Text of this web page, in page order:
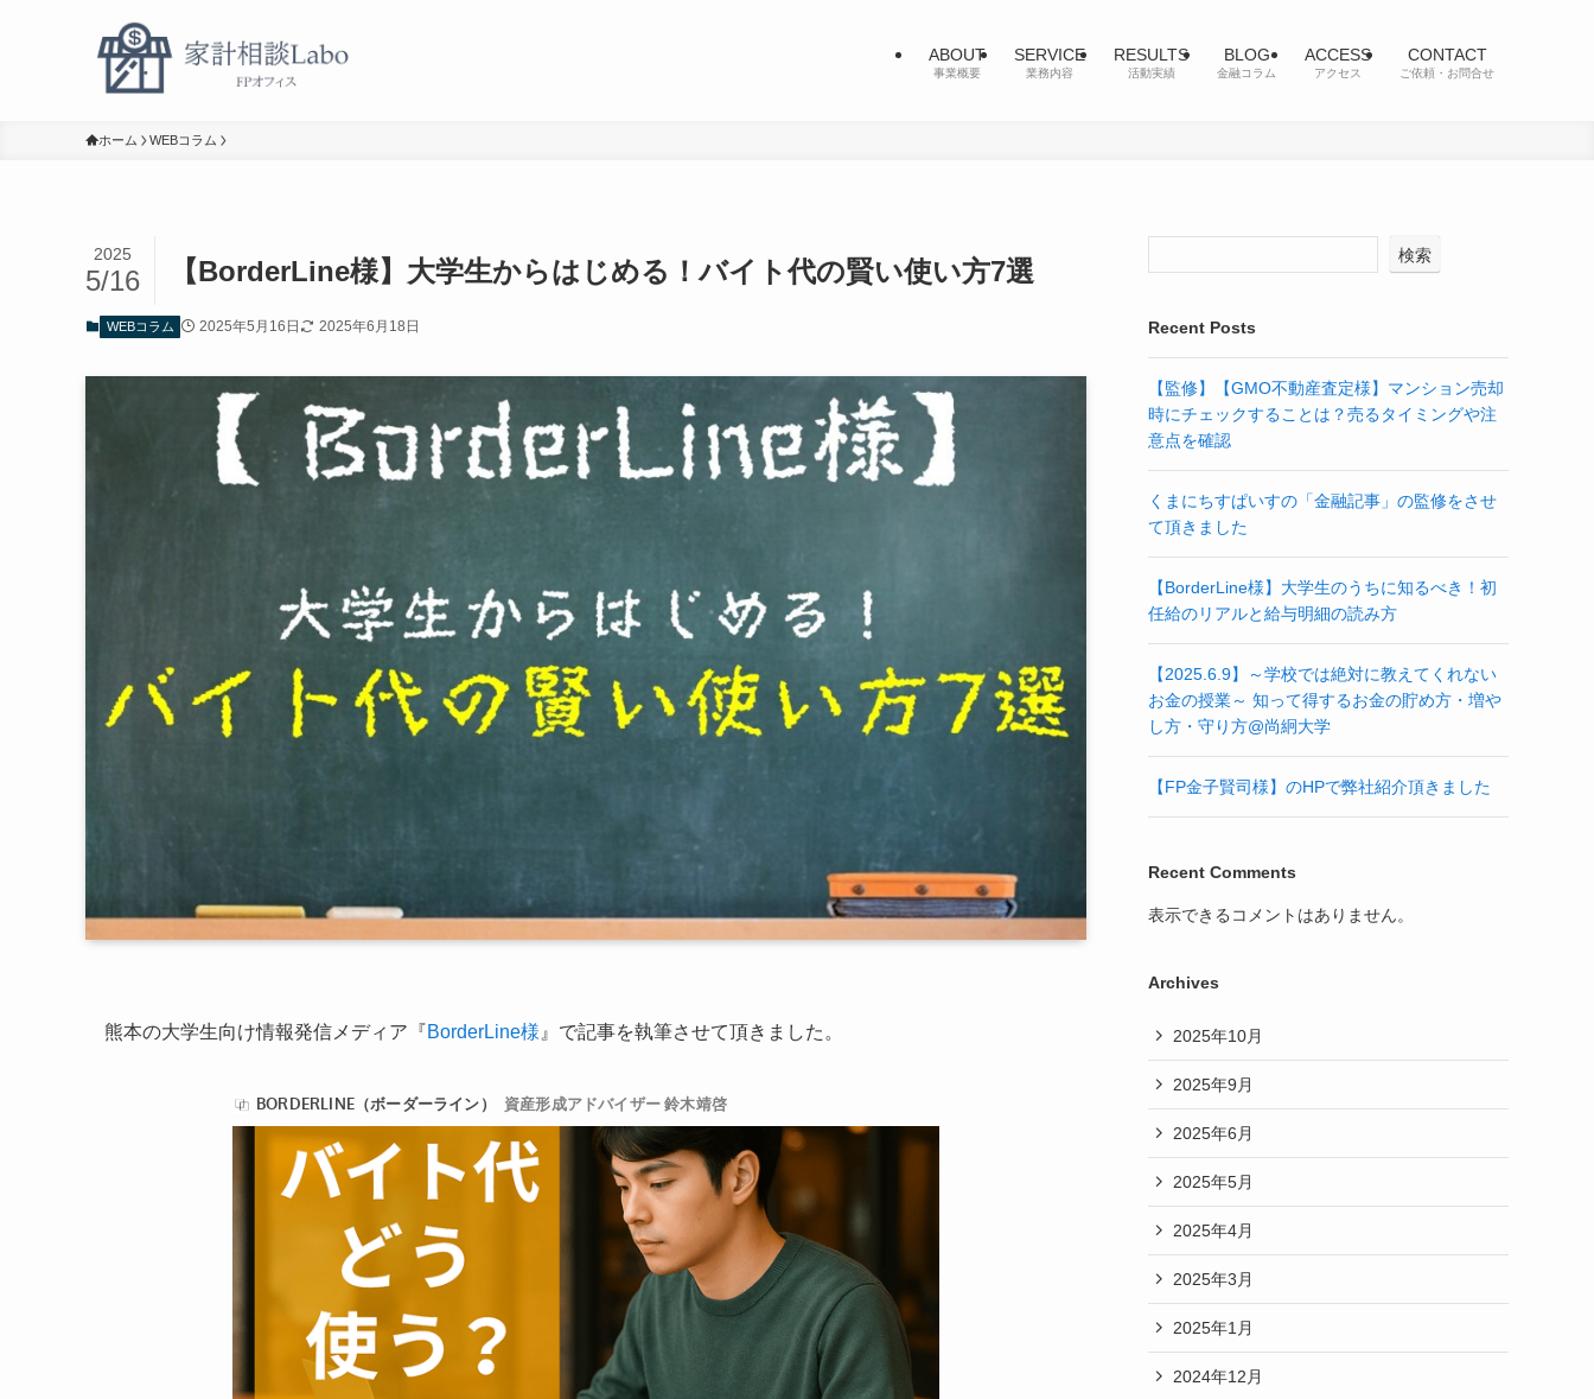
ABOUT
事業概要
SERVICE
業務内容
RESULTS
活動実績
BLOG
金融コラム
ACCESS
アクセス
CONTACT
ご依頼・お問合せ
ホーム WEBコラム
【BorderLine様】大学生からはじめる！バイト代の賢い使い方7選
2025
5/16
WEBコラム 2025年5月16日 2025年6月18日
熊本の大学生向け情報発信メディア『BorderLine様 』で記事を執筆させて頂きました。
検索
Recent Posts
【監修】【GMO不動産査定様】マンション売却
時にチェックすることは？売るタイミングや注
意点を確認
くまにちすぱいすの「金融記事」の監修をさせ
て頂きました
【BorderLine様】大学生のうちに知るべき！初
任給のリアルと給与明細の読み方
【2025.6.9】～学校では絶対に教えてくれない
お金の授業～ 知って得するお金の貯め方・増や
し方・守り方@尚絅大学
【FP金子賢司様】のHPで弊社紹介頂きました
Recent Comments
表示できるコメントはありません。
Archives
2025年10月
2025年9月
2025年6月
2025年5月
2025年4月
2025年3月
2025年1月
2024年12月